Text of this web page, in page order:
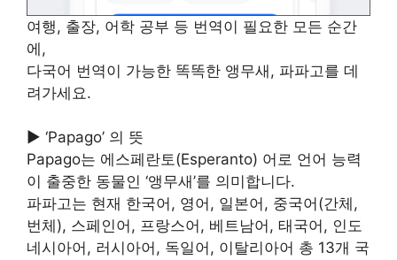
여행, 출장, 어학 공부 등 번역이 필요한 모든 순간
에,
다국어 번역이 가능한 똑똑한 앵무새, 파파고를 데
려가세요.
▶ ‘Papago’ 의 뜻
Papago는 에스페란토(Esperanto) 어로 언어 능력
이 출중한 동물인 ‘앵무새’를 의미합니다.
파파고는 현재 한국어, 영어, 일본어, 중국어(간체,
번체), 스페인어, 프랑스어, 베트남어, 태국어, 인도
네시아어, 러시아어, 독일어, 이탈리아어 총 13개 국